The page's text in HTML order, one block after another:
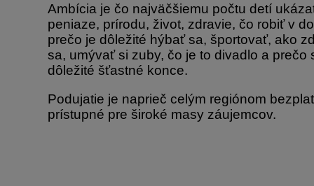
Ambícia je čo najväčšiemu počtu detí
peniaze, prírodu, život, zdravie, čo robiť v
prečo je dôležité hýbať sa, športovať, ako
sa, umývať si zuby, čo je to divadlo a prečo
dôležité šťastné konce.
Podujatie je naprieč celým regiónom
prístupné pre široké masy záujemcov.